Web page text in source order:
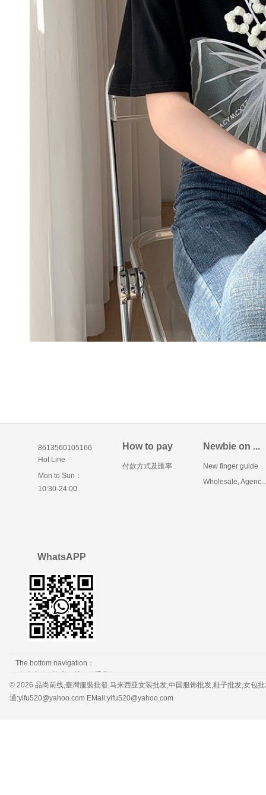
8613560105166
Hot Line
Mon to Sun：
10:30-24:00
How to pay
付款方式及匯率
Newbie on ...
New finger guide
Wholesale, Agenc...
WhatsAPP
The bottom navigation：
免责条款
隐私保护
联系我们
© 2026 品尚前线,臺灣服裝批發,马来西亚女装批发,中国服饰批发,鞋子批发,女
通:yifu520@yahoo.com EMail:yifu520@yahoo.com